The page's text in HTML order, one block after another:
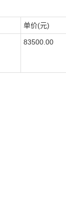
单价(元)
83500.00